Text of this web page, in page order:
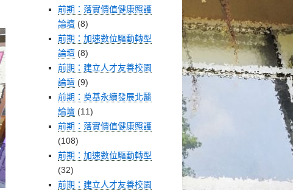
前期：落實價值健康照護
論壇 (8)
前期：加速數位驅動轉型
論壇 (8)
前期：建立人才友善校園
論壇 (9)
前期：奠基永續發展北醫
論壇 (11)
前期：落實價值健康照護
(108)
前期：加速數位驅動轉型
(32)
前期：建立人才友善校園